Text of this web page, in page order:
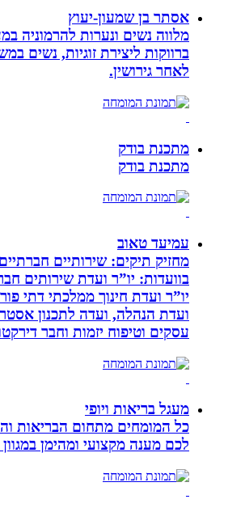
אסתר בן שמעון-יעוץ
מלווה נשים ונערות להרמוניה
ברווקות ליצירת זוגיות, נשים
לאחר גירושין.
מתכנת בודק
מתכנת בודק
עמיעד טאוב
מחזיק תיקים: שירותיים חברתיים
בוועדות: יו”ר ועדת שירותים
יו”ר ועדת חינוך ממלכתי דתי
ועדת הנהלה, ועדה לתכנון
עסקים וטיפוח יזמות וחבר
מעגל בריאות ויופי
כל המומחים מתחום הבריאות
לכם מענה מקצועי ומהימן במגוון